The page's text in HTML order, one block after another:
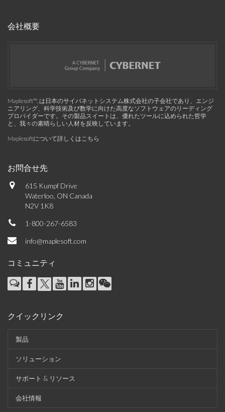
会社概要
Maplesoft™, は日本のサイバネットシステム株式会社の子会社であり、エンジ
ニアリング、科学技術及び数学に向けた高度なソフトウェアのリーディング
プロバイダーです。その製品スイートは、優れたツールに込められた哲学
と、我々の素晴らしい人材を反映しています。
Maplesoftについて詳しくはこちら
お問合せ先
615 Kumpf Drive
Waterloo, ON Canada
N2V 1K8
1-800-267-6583
info@maplesoft.com
コミュニティ
クイックリンク
製品
ソリューション
サポート & リソース
会社情報